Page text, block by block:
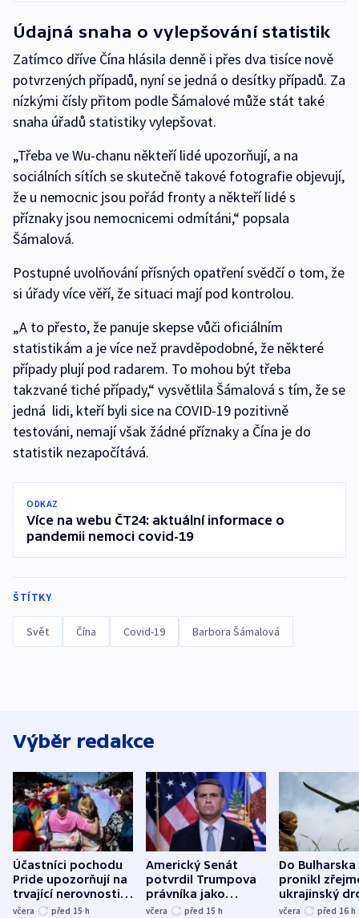
Údajná snaha o vylepšování statistik
Zatímco dříve Čína hlásila denně i přes dva tisíce nově
potvrzených případů, nyní se jedná o desítky případů. Za
nízkými čísly přitom podle Šámalové může stát také
snaha úřadů statistiky vylepšovat.
„Třeba ve Wu-chanu někteří lidé upozorňují, a na
sociálních sítích se skutečně takové fotografie objevují,
že u nemocnic jsou pořád fronty a někteří lidé s
příznaky jsou nemocnicemi odmítáni,“ popsala
Šámalová.
Postupné uvolňování přísných opatření svědčí o tom, že
si úřady více věří, že situaci mají pod kontrolou.
„A to přesto, že panuje skepse vůči oficiálním
statistikám a je více než pravděpodobné, že některé
případy plují pod radarem. To mohou být třeba
takzvané tiché případy,“ vysvětlila Šámalová s tím, že se
jedná lidi, kteří byli sice na COVID-19 pozitivně
testováni, nemají však žádné příznaky a Čína je do
statistik nezapočítává.
ODKAZ
Více na webu ČT24: aktuální informace o
pandemii nemoci covid-19
ŠTÍTKY
Svět Čína Covid-19 Barbora Šámalová
Výběr redakce
Účastníci pochodu
Pride upozorňují na
trvající nerovnosti i
společenskou
včera před 15 h
Americký Senát
potvrdil Trumpova
právníka jako
ministra
včera před 15 h
Do Bulharska
pronikl
ukrajinský
explodoval
včera před 16 h